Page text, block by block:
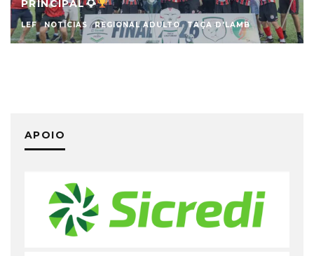
PRINCIPAL
LEF NOTÍCIAS REGIONAL ADULTO TAÇA D'LAMB
APOIO